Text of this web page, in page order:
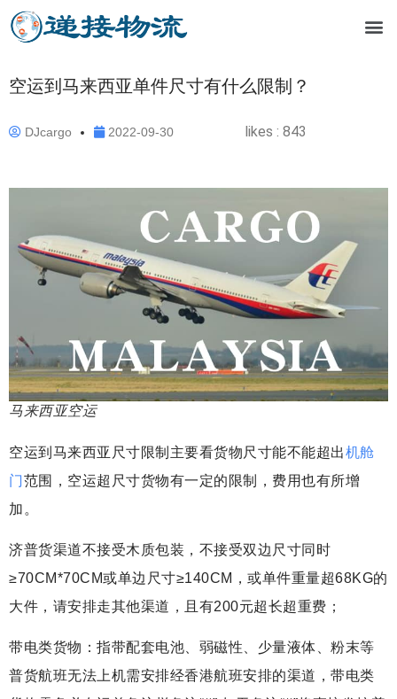
空运到马来西亚单件尺寸有什么限制？
DJcargo 2022-09-30 likes :843
马来西亚空运
空运到马来西亚尺寸限制主要看货物尺寸能不能超出机舱
门范围，空运超尺寸货物有一定的限制，费用也有所增
加。
济普货渠道不接受木质包装，不接受双边尺寸同时
≥70CM*70CM或单边尺寸≥140CM，或单件重量超68KG的
大件，请安排走其他渠道，且有200元超长超重费；
带电类货物：指带配套电池、弱磁性、少量液体、粉末等
普货航班无法上机需安排经香港航班安排的渠道，带电类